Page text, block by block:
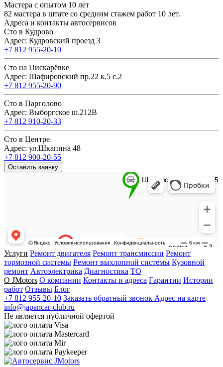
Мастера с опытом 10 лет
82 мастера в штате со средним стажем работ 10 лет.
Адреса и контакты автосервисов
Сто в Кудрово
Адрес: Кудровский проезд 3
+7 812 955-20-10
Сто на Пискарёвке
Адрес: Шафировский пр.22 к.5 с.2
+7 812 955-20-90
Сто в Парголово
Адрес: Выборгское ш.212В
+7 812 910-20-33
Сто в Центре
Адрес: ул.Шкапина 48
+7 812 900-20-55
Оставить заявку
Услуги Ремонт двигателя Ремонт трансмиссии Ремонт
тормозной системы Ремонт выхлопной системы Кузовной
ремонт Автоэлектрика Диагностика ТО
О JMotors О компании Контакты и адреса Гарантии Истории
работ Отзывы Блог
+7 812 955-20-10 Заказать обратный звонок Адрес на карте
info@japancar-club.ru
Не является публичной офертой